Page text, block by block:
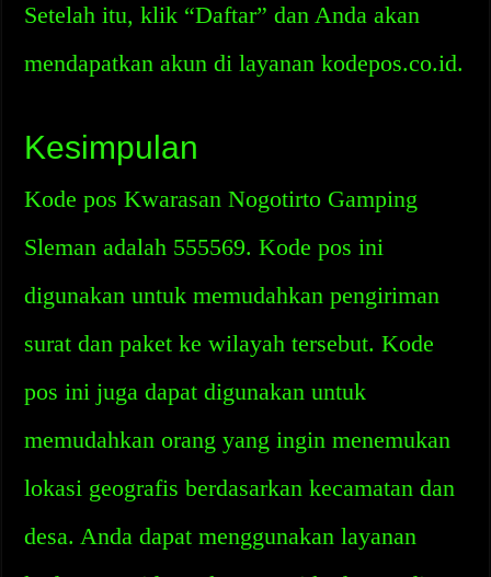
Setelah itu, klik “Daftar” dan Anda akan
mendapatkan akun di layanan kodepos.co.id.
Kesimpulan
Kode pos Kwarasan Nogotirto Gamping
Sleman adalah 555569. Kode pos ini
digunakan untuk memudahkan pengiriman
surat dan paket ke wilayah tersebut. Kode
pos ini juga dapat digunakan untuk
memudahkan orang yang ingin menemukan
lokasi geografis berdasarkan kecamatan dan
desa. Anda dapat menggunakan layanan